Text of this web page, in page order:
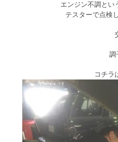
エンジン不調とい
テスターで点検
調
コチラ